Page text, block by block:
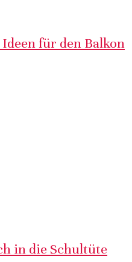
für den Balkon
in die Schultüte